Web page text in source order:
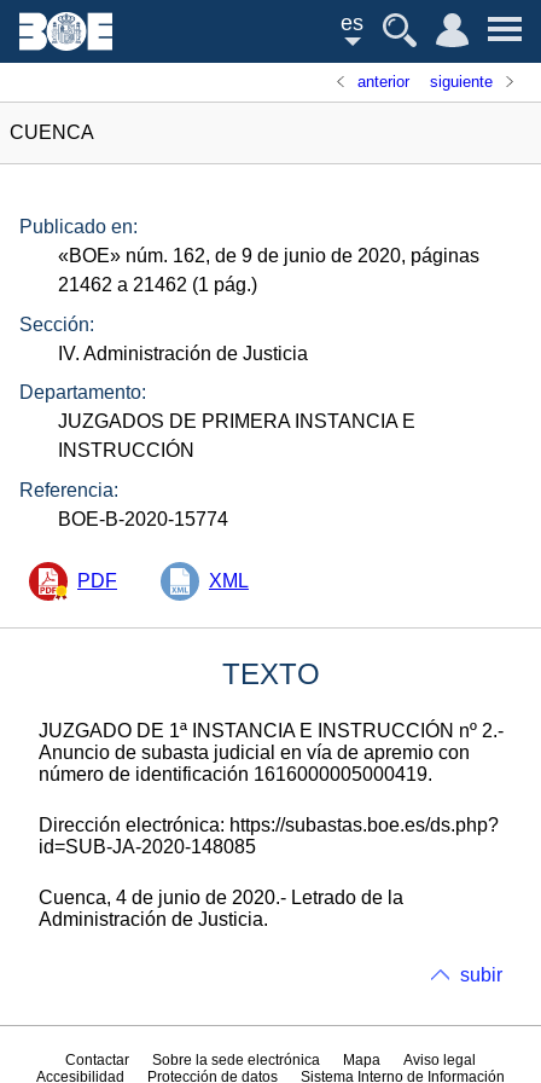
es
anterior siguiente
CUENCA
Publicado en:
«BOE» núm. 162, de 9 de junio de 2020, páginas
21462 a 21462 (1 pág.)
Sección:
IV. Administración de Justicia
Departamento:
JUZGADOS DE PRIMERA INSTANCIA E
INSTRUCCIÓN
Referencia:
BOE-B-2020-15774
PDF XML
TEXTO
JUZGADO DE 1ª INSTANCIA E INSTRUCCIÓN nº 2.-
Anuncio de subasta judicial en vía de apremio con
número de identificación 1616000005000419.
Dirección electrónica: https://subastas.boe.es/ds.php?
id=SUB-JA-2020-148085
Cuenca, 4 de junio de 2020.- Letrado de la
Administración de Justicia.
subir
Contactar Sobre la sede electrónica Mapa
Aviso legal
Accesibilidad
Protección de datos Sistema Interno de Información